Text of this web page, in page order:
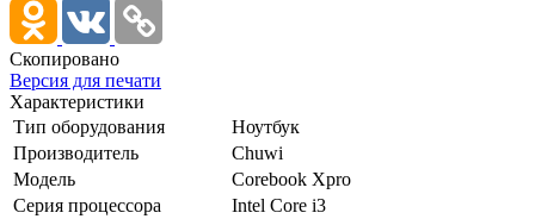
Скопировано
Версия для печати
Характеристики
Тип оборудования
Ноутбук
Производитель
Chuwi
Модель
Corebook Xpro
Серия процессора
Intel Core i3